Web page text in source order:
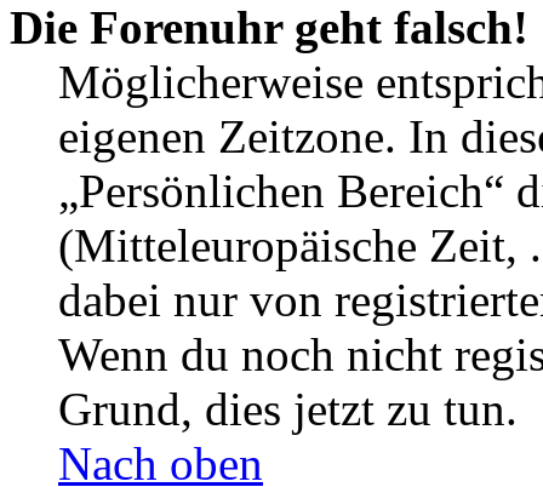
Die Forenuhr geht falsch!
Möglicherweise
eigenen Zeitzone. In
„Persönlichen Bereich“
(Mitteleuropäische Zeit,
dabei nur von
Wenn du noch nicht
Grund, dies jetzt zu tun.
Nach oben